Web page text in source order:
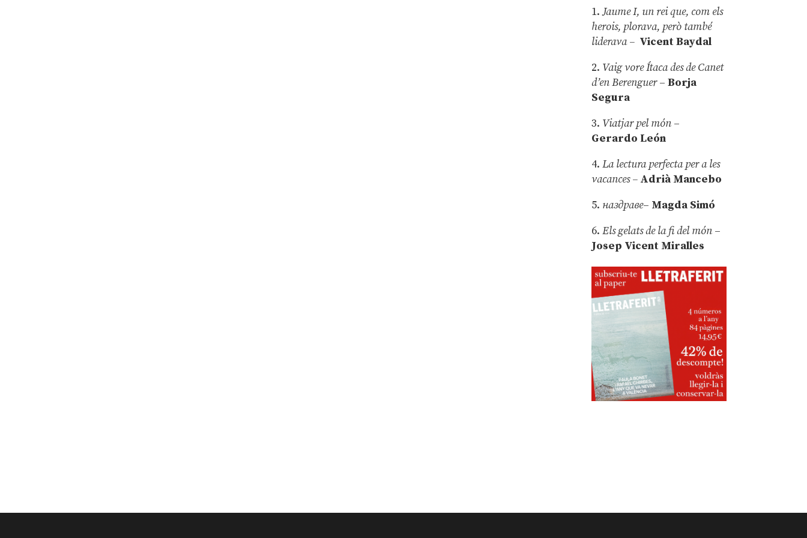
1.Jaume I, un rei que, com els
herois, plorava, però també
liderava – Vicent Baydal
2. Vaig vore Ítaca des de Canet
d’en Berenguer–Borja
Segura
3. Viatjar pel món –
Gerardo León
4.La lectura perfecta per a les
vacances – Adrià Mancebo
5. наздраве– Magda Simó
6.Els gelats de la fi del món –
Josep Vicent Miralles